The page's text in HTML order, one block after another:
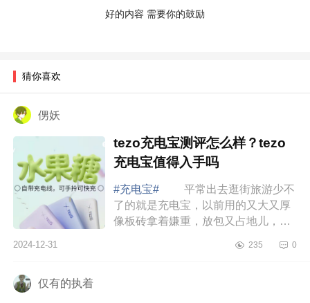
好的内容 需要你的鼓励
猜你喜欢
侽妖
tezo充电宝测评怎么样？tezo
充电宝值得入手吗
#充电宝#
平常出去逛街旅游少不
了的就是充电宝，以前用的又大又厚
像板砖拿着嫌重，放包又占地儿，最
恼的充电宝，就是Tezo家的这款磁吸
2024-12-31 235 0
仅有的执着